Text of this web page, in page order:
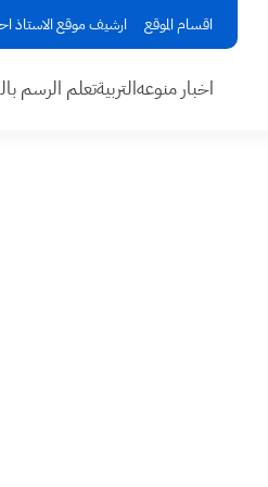
اقسام الموقع ارشيف موقع الاستاذ
اخبار منوعهالتربيةتعلم الرسم